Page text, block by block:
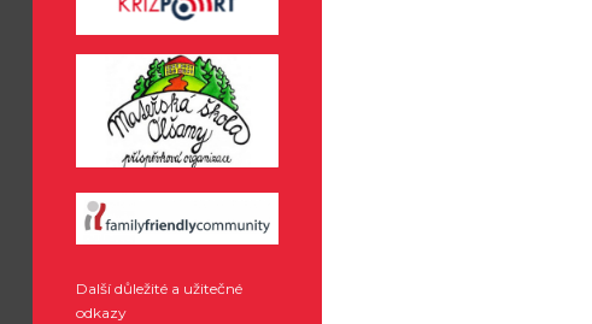
Další důležité a užitečné
odkazy